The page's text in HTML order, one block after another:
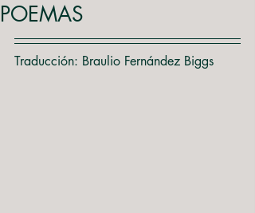
POEMAS
Traducción: Braulio Fernández Biggs